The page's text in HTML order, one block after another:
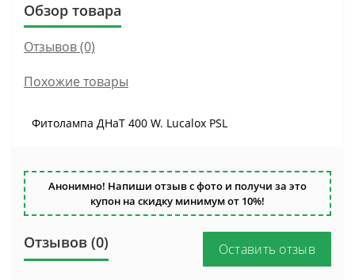
Обзор товара
Отзывов (0)
Похожие товары
Фитолампа ДНаТ 400 W. Lucalox PSL
Анонимно! Напиши отзыв с фото и получи за это
купон на скидку минимум от 10%!
Отзывов (0) Оставить отзыв